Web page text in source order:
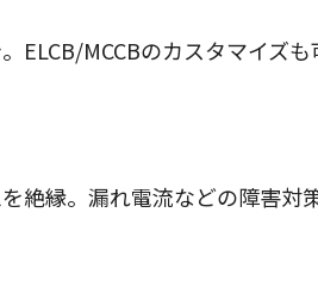
ELCB/MCCBのカスタマイズも
絶縁。漏れ電流などの障害対策